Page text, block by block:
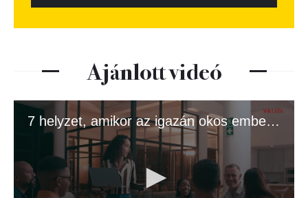
Ajánlott videó
7 helyzet, amikor az igazán okos emberek butának tettetik magukat